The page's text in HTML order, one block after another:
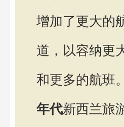
增加了更大的
道，以容纳更
和更多的航班
年代新西兰旅